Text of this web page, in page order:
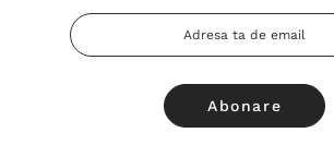
Adresa
Email